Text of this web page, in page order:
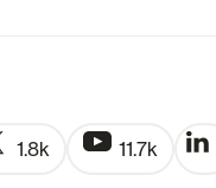
1.8k 11.7k